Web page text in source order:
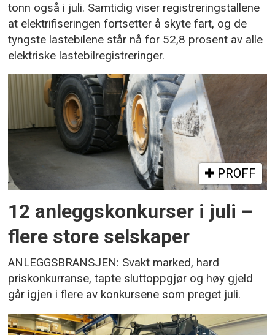
tonn også i juli. Samtidig viser registreringstallene
at elektrifiseringen fortsetter å skyte fart, og de
tyngste lastebilene står nå for 52,8 prosent av alle
elektriske lastebilregistreringer.
PROFF
12 anleggskonkurser i juli –
flere store selskaper
ANLEGGSBRANSJEN: Svakt marked, hard
priskonkurranse, tapte sluttoppgjør og høy gjeld
går igjen i flere av konkursene som preget juli.